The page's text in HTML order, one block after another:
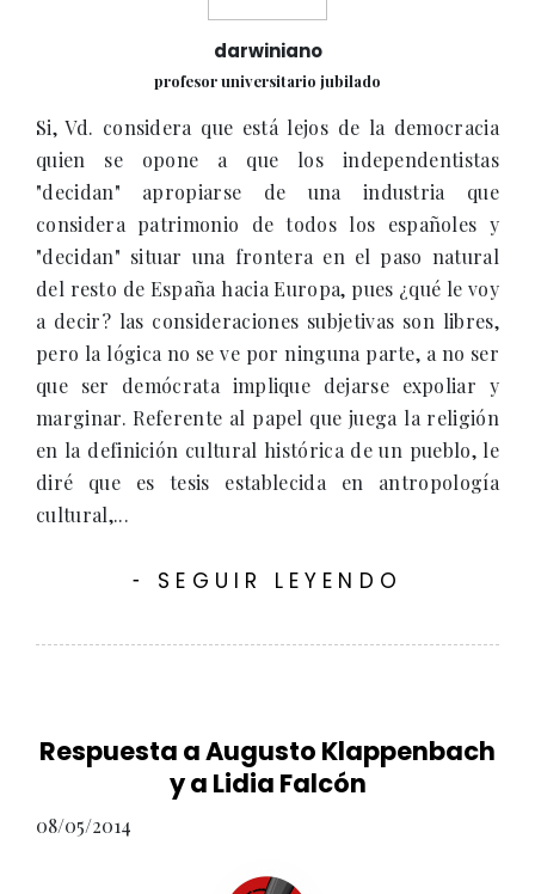
darwiniano
profesor universitario jubilado
Si, Vd. considera que está lejos de la democracia
quien se opone a que los independentistas
"decidan" apropiarse de una industria que
considera patrimonio de todos los españoles y
"decidan" situar una frontera en el paso natural
del resto de España hacia Europa, pues ¿qué le voy
a decir? las consideraciones subjetivas son libres,
pero la lógica no se ve por ninguna parte, a no ser
que ser demócrata implique dejarse expoliar y
marginar. Referente al papel que juega la religión
en la definición cultural histórica de un pueblo, le
diré que es tesis establecida en antropología
cultural,...
- SEGUIR LEYENDO
Respuesta a Augusto Klappenbach
y a Lidia Falcón
08/05/2014